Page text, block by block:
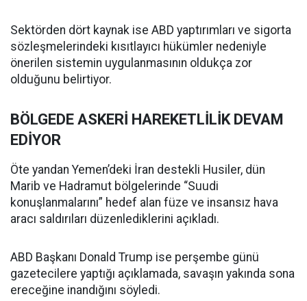
Sektörden dört kaynak ise ABD yaptırımları ve sigorta
sözleşmelerindeki kısıtlayıcı hükümler nedeniyle
önerilen sistemin uygulanmasının oldukça zor
olduğunu belirtiyor.
BÖLGEDE ASKERİ HAREKETLİLİK DEVAM
EDİYOR
Öte yandan Yemen’deki İran destekli Husiler, dün
Marib ve Hadramut bölgelerinde “Suudi
konuşlanmalarını” hedef alan füze ve insansız hava
aracı saldırıları düzenlediklerini açıkladı.
ABD Başkanı Donald Trump ise perşembe günü
gazetecilere yaptığı açıklamada, savaşın yakında sona
ereceğine inandığını söyledi.